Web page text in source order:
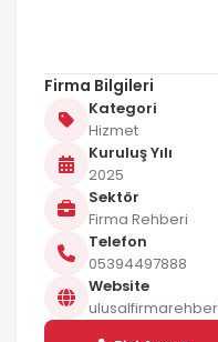
Firma Bilgileri
Kategori
Hizmet
Kuruluş Yılı
2025
Sektör
Firma Rehberi
Telefon
05394497888
Website